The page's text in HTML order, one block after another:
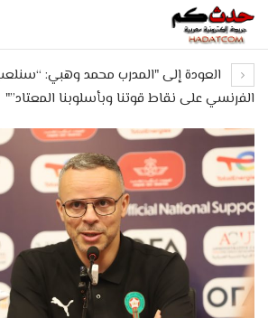
العودة إلى "المدرب محمد وهبي:
الفرنسي على نقاط قوتنا وبأسلوبنا المعتاد”"